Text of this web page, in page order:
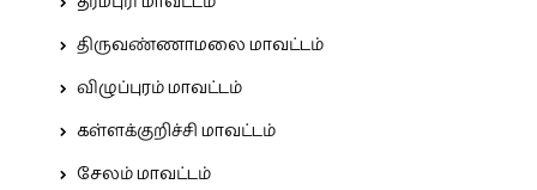
திருவண்ணாமலை மாவட்டம்
விழுப்புரம் மாவட்டம்
கள்ளக்குறிச்சி மாவட்டம்
சேலம் மாவட்டம்